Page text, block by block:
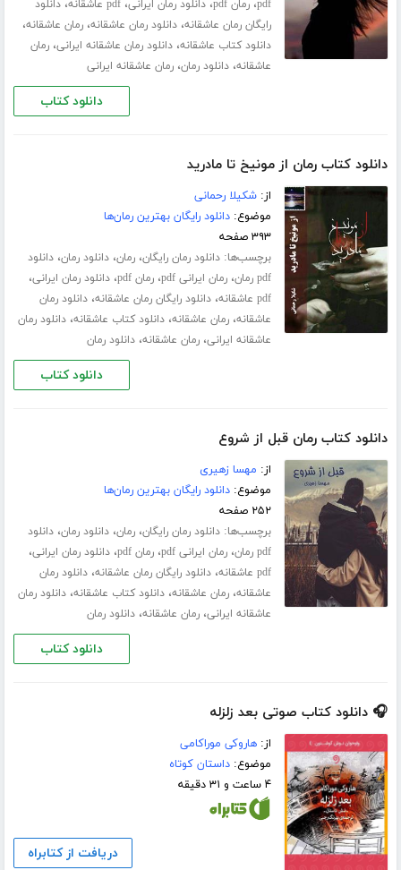
pdf،رمان pdf ،دانلود رمان ایرانی،pdf عاشقانه ،دانلود
رایگان رمان عاشقانه،دانلود رمان عاشقانه،رمان عاشقانه،
دانلود کتاب عاشقانه،دانلود رمان عاشقانه ایرانی،رمان
عاشقانه،دانلود رمان،رمان عاشقانه ایرانی
دانلود کتاب
دانلود کتاب رمان از مونیخ تا مادرید
از:شکیلا رحمانی
موضوع:دانلود رایگان بهترین رمان‌ها
۳۹۳ صفحه
برچسب‌ها:دانلود رمان رایگان،رمان،دانلود رمان،دانلود
pdf رمان
،رمان ایرانی pdf ،رمان pdf ،دانلود رمان ایرانی،
pdf عاشقانه ،دانلود رایگان رمان عاشقانه،دانلود رمان
عاشقانه،رمان عاشقانه،دانلود کتاب عاشقانه،دانلود رمان
عاشقانه ایرانی،رمان عاشقانه،دانلود رمان
دانلود کتاب
دانلود کتاب رمان قبل از شروع
از: مهسا زهیری
موضوع:دانلود رایگان بهترین رمان‌ها
۲۵۲ صفحه
برچسب‌ها:دانلود رمان رایگان،رمان،دانلود رمان،دانلود
pdf رمان
،رمان ایرانی pdf ،رمان pdf ،دانلود رمان ایرانی،
pdf عاشقانه ،دانلود رایگان رمان عاشقانه،دانلود رمان
عاشقانه،رمان عاشقانه،دانلود کتاب عاشقانه،دانلود رمان
عاشقانه ایرانی،رمان عاشقانه،دانلود رمان
دانلود کتاب
🎧 دانلود کتاب صوتی بعد زلزله
از:هاروکی موراکامی
موضوع:داستان کوتاه
۴ ساعت و ۳۱ دقیقه
دریافت از کتابراه